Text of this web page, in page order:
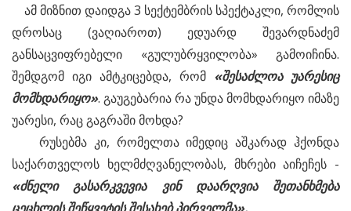
ამ მიზნით დაიდგა 3 სექტემბრის სპექტაკლი, რომლის
დროსაც (ვაღიაროთ) ედუარდ შევარდნაძემ
განსაცვიფრებელი «გულუბრყვილობა» გამოიჩინა.
შემდგომ იგი ამტკიცებდა, რომ «შესაძლოა უარესიც
მომხდარიყო». გაუგებარია რა უნდა მომხდარიყო იმაზე
უარესი, რაც გაგრაში მოხდა?
რუსებმა კი, რომელთა იმედიც აშკარად ჰქონდა
საქართველოს ხელმძღვანელობას, მხრები აიჩეჩეს -
«ძნელიგასარკვევია ვინ დაარღვია შეთანხმება